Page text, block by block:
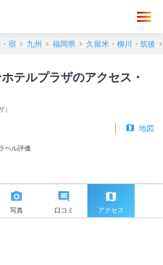
宿 九州 福岡県 久留米・柳川・筑後
テルプラザのアクセス・
）
地図
ベル評価
写真 口コミ アクセス